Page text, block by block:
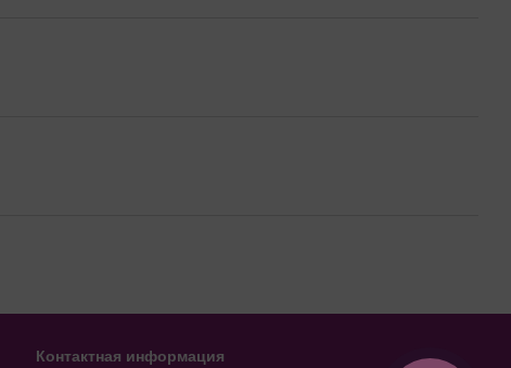
Контактная информация